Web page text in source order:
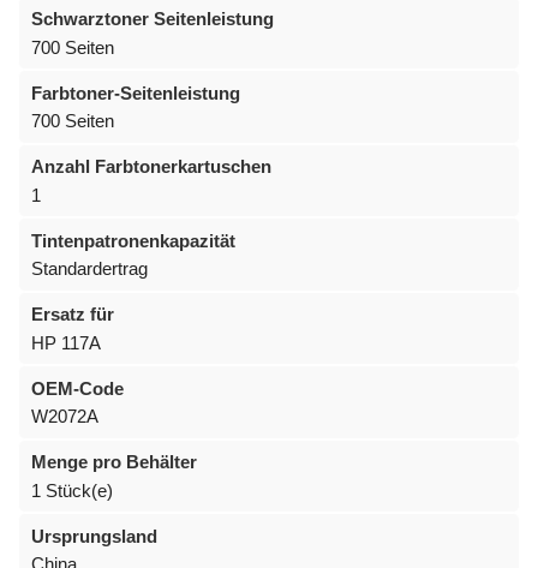
Schwarztoner Seitenleistung
700 Seiten
Farbtoner-Seitenleistung
700 Seiten
Anzahl Farbtonerkartuschen
1
Tintenpatronenkapazität
Standardertrag
Ersatz für
HP 117A
OEM-Code
W2072A
Menge pro Behälter
1 Stück(e)
Ursprungsland